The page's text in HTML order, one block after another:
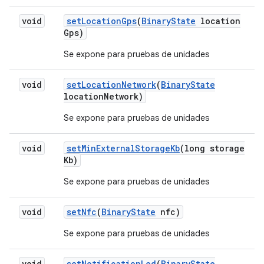
void setLocationGps(BinaryState location
Gps)
Se expone para pruebas de unidades
void setLocationNetwork(BinaryState
locationNetwork)
Se expone para pruebas de unidades
void setMinExternalStorageKb(long storage
Kb)
Se expone para pruebas de unidades
void setNfc(BinaryState nfc)
Se expone para pruebas de unidades